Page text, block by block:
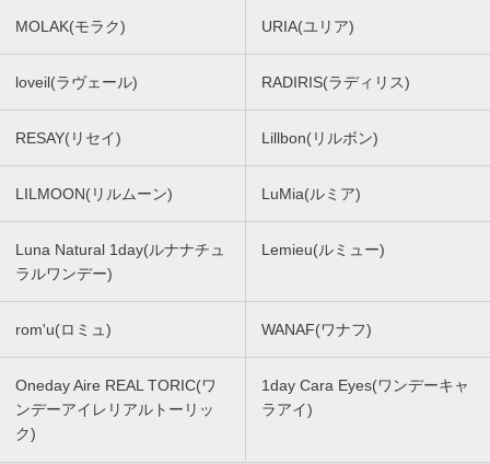
MOLAK(モラク) URIA(ユリア)
loveil(ラヴェール) RADIRIS(ラディリス)
RESAY(リセイ) Lillbon(リルボン)
LILMOON(リルムーン) LuMia(ルミア)
Luna Natural 1day(ルナナチュ
ラルワンデー)
Lemieu(ルミュー)
rom'u(ロミュ) WANAF(ワナフ)
Oneday Aire REAL TORIC(ワ
ンデーアイレリアルトーリッ
ク)
1day Cara Eyes(ワンデーキャ
ラアイ)